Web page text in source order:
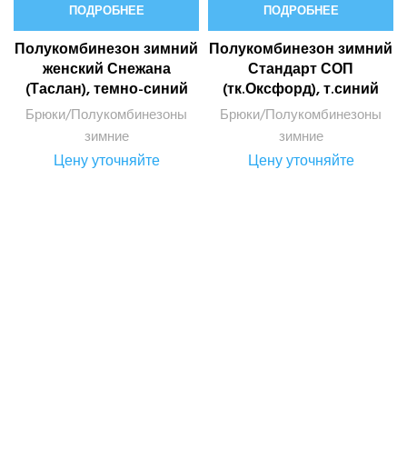
ПОДРОБНЕЕ
Полукомбинезон зимний
женский Снежана
(Таслан), темно-синий
Брюки/Полукомбинезоны
зимние
Цену уточняйте
ПОДРОБНЕЕ
Полукомбинезон зимний
Стандарт СОП
(тк.Оксфорд), т.синий
Брюки/Полукомбинезоны
зимние
Цену уточняйте